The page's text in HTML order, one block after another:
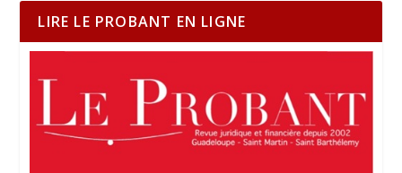
LIRE LE PROBANT EN LIGNE